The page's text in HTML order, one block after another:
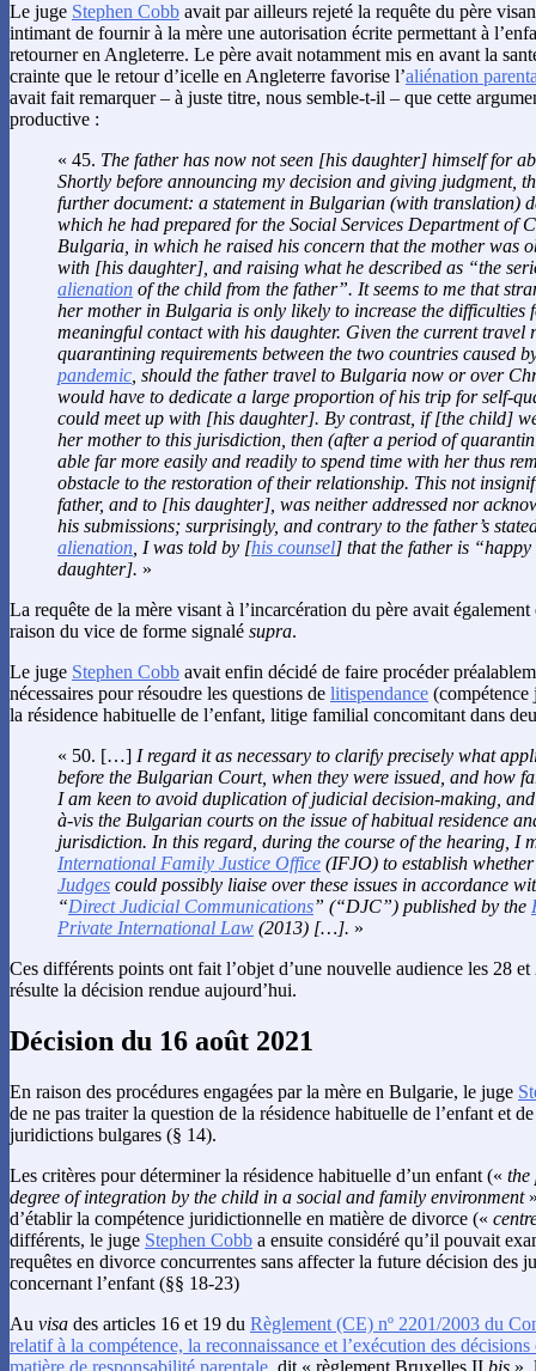
Le juge Stephen Cobb avait par ailleurs rejeté la requête du père
intimant de fournir à la mère une autorisation écrite permettant à
retourner en Angleterre. Le père avait notamment mis en avant la
crainte que le retour d’icelle en Angleterre favorise l’aliénation
avait fait remarquer – à juste titre, nous semble-t-il – que cette
productive :
« 45. The father has now not seen [his daughter] himself for
Shortly before announcing my decision and giving judgment,
further document: a statement in Bulgarian (with translation)
which he had prepared for the Social Services Department of
Bulgaria, in which he raised his concern that the mother was
with [his daughter], and raising what he described as “the
alienation of the child from the father”. It seems to me that
her mother in Bulgaria is only likely to increase the difficulties
meaningful contact with his daughter. Given the current travel
quarantining requirements between the two countries caused
pandemic , should the father travel to Bulgaria now or over
would have to dedicate a large proportion of his trip for self-
could meet up with [his daughter]. By contrast, if [the child]
her mother to this jurisdiction, then (after a period of
able far more easily and readily to spend time with her thus
obstacle to the restoration of their relationship. This not
father, and to [his daughter], was neither addressed nor
his submissions; surprisingly, and contrary to the father’s
alienation , I was told by [his counsel] that the father is
daughter]. »
La requête de la mère visant à l’incarcération du père avait également
raison du vice de forme signalé supra.
Le juge Stephen Cobb avait enfin décidé de faire procéder
nécessaires pour résoudre les questions de litispendance
la résidence habituelle de l’enfant, litige familial concomitant dans
« 50. […] I regard it as necessary to clarify precisely what
before the Bulgarian Court, when they were issued, and how
I am keen to avoid duplication of judicial decision-making,
à-vis the Bulgarian courts on the issue of habitual residence
jurisdiction. In this regard, during the course of the hearing, I
International Family Justice Office (IFJO) to establish
Judges could possibly liaise over these issues in accordance
“Direct Judicial Communications” (“DJC”) published by the
Private International Law (2013) […]. »
Ces différents points ont fait l’objet d’une nouvelle audience les 28
résulte la décision rendue aujourd’hui.
Décision du 16 août 2021
En raison des procédures engagées par la mère en Bulgarie, le juge
de ne pas traiter la question de la résidence habituelle de l’enfant et
juridictions bulgares (§ 14).
Les critères pour déterminer la résidence habituelle d’un enfant (« the
degree of integration by the child in a social and family environment
d’établir la compétence juridictionnelle en matière de divorce («
différents, le juge Stephen Cobb a ensuite considéré qu’il pouvait
requêtes en divorce concurrentes sans affecter la future décision des
concernant l’enfant (§§ 18-23)
Au visa des articles 16 et 19 du Règlement (CE) nº 2201/2003 du
relatif à la compétence, la reconnaissance et l’exécution des
matière de responsabilité parentale , dit « règlement Bruxelles II bis »,